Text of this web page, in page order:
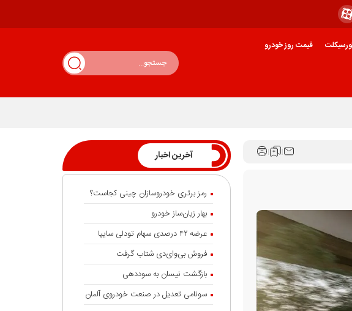
قیمت روز خودرو
آخرین اخبار
رمز برتری خودروسازان چینی کجاست؟
بهار زیان‌ساز خودرو
عرضه ۴۲ درصدی سهام تودلی سایپا
فروش بی‌وای‌دی شتاب گرفت
بازگشت نیسان به سوددهی
سونامی تعدیل در صنعت خودروی آلمان